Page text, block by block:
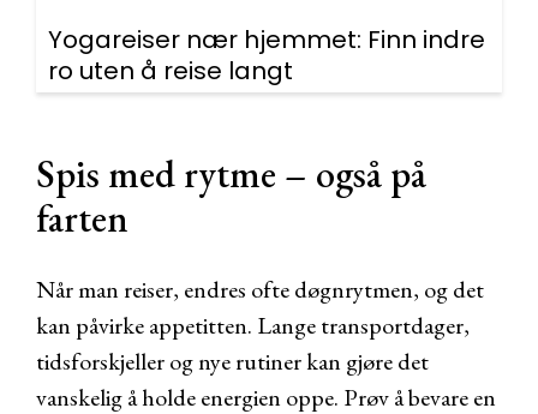
Yogareiser nær hjemmet: Finn indre
ro uten å reise langt
Spis med rytme – også på
farten
Når man reiser, endres ofte døgnrytmen, og det
kan påvirke appetitten. Lange transportdager,
tidsforskjeller og nye rutiner kan gjøre det
vanskelig å holde energien oppe. Prøv å bevare en